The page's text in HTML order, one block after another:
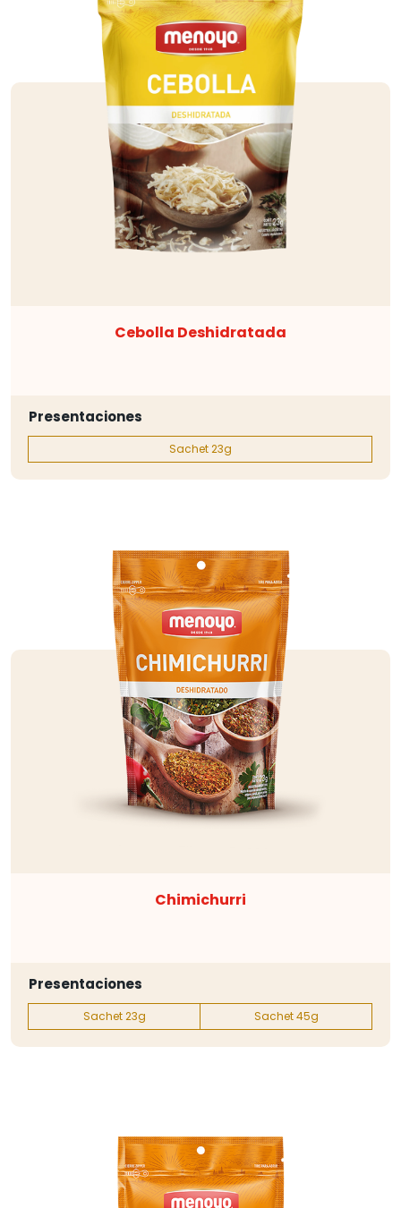
Cebolla Deshidratada
Presentaciones
Sachet 23g
Chimichurri
Presentaciones
Sachet 23g Sachet 45g